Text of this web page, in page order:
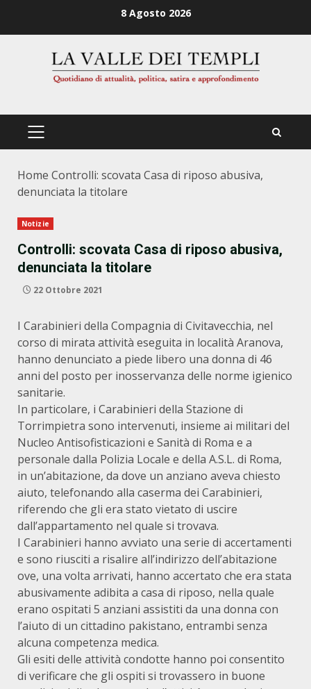
8 Agosto 2026
PRIMÄRES
Home Controlli: scovata Casa di riposo abusiva,
denunciata la titolare
Notizie
Controlli: scovata Casa di riposo abusiva,
denunciata la titolare
22 Ottobre 2021
I Carabinieri della Compagnia di Civitavecchia, nel
corso di mirata attività eseguita in località Aranova,
hanno denunciato a piede libero una donna di 46
anni del posto per inosservanza delle norme igienico
sanitarie.
In particolare, i Carabinieri della Stazione di
Torrimpietra sono intervenuti, insieme ai militari del
Nucleo Antisofisticazioni e Sanità di Roma e a
personale dalla Polizia Locale e della A.S.L. di Roma,
in un’abitazione, da dove un anziano aveva chiesto
aiuto, telefonando alla caserma dei Carabinieri,
riferendo che gli era stato vietato di uscire
dall’appartamento nel quale si trovava.
I Carabinieri hanno avviato una serie di accertamenti
e sono riusciti a risalire all’indirizzo dell’abitazione
ove, una volta arrivati, hanno accertato che era stata
abusivamente adibita a casa di riposo, nella quale
erano ospitati 5 anziani assistiti da una donna con
l’aiuto di un cittadino pakistano, entrambi senza
alcuna competenza medica.
Gli esiti delle attività condotte hanno poi consentito
di verificare che gli ospiti si trovassero in buone